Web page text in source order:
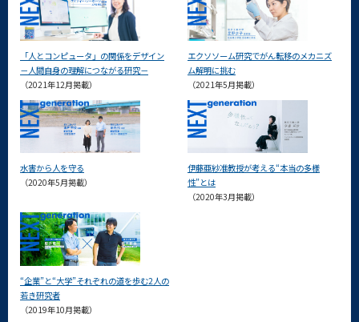
「人とコンピュータ」の関係をデザイン
－人間自身の理解につながる研究－
（2021年12月掲載）
エクソソーム研究でがん転移のメカニズ
ム解明に挑む
（2021年5月掲載）
水害から人を守る
（2020年5月掲載）
伊藤亜紗准教授が考える“本当の多様
性”とは
（2020年3月掲載）
“企業”と“大学”それぞれの道を歩む2人の
若き研究者
（2019年10月掲載）